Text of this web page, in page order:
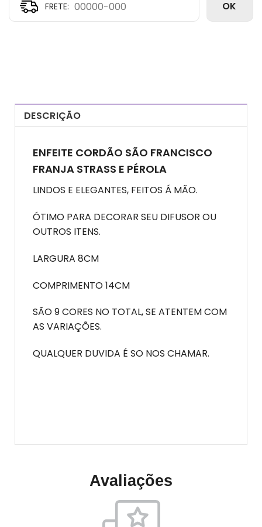
OK
DESCRIÇÃO
ENFEITE CORDÃO SÃO FRANCISCO
FRANJA STRASS E PÉROLA
LINDOS E ELEGANTES, FEITOS Á MÃO.
ÓTIMO PARA DECORAR SEU DIFUSOR OU
OUTROS ITENS.
LARGURA 8CM
COMPRIMENTO 14CM
SÃO 9 CORES NO TOTAL, SE ATENTEM COM
AS VARIAÇÕES.
QUALQUER DUVIDA É SO NOS CHAMAR.
Avaliações